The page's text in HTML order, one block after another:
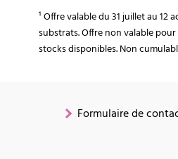
¹ Offre valable du 31 juillet au 12
substrats. Offre non valable
stocks disponibles. Non
Formulaire de